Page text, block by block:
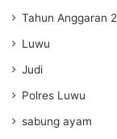
Tahun Anggaran
Luwu
Judi
Polres Luwu
sabung ayam